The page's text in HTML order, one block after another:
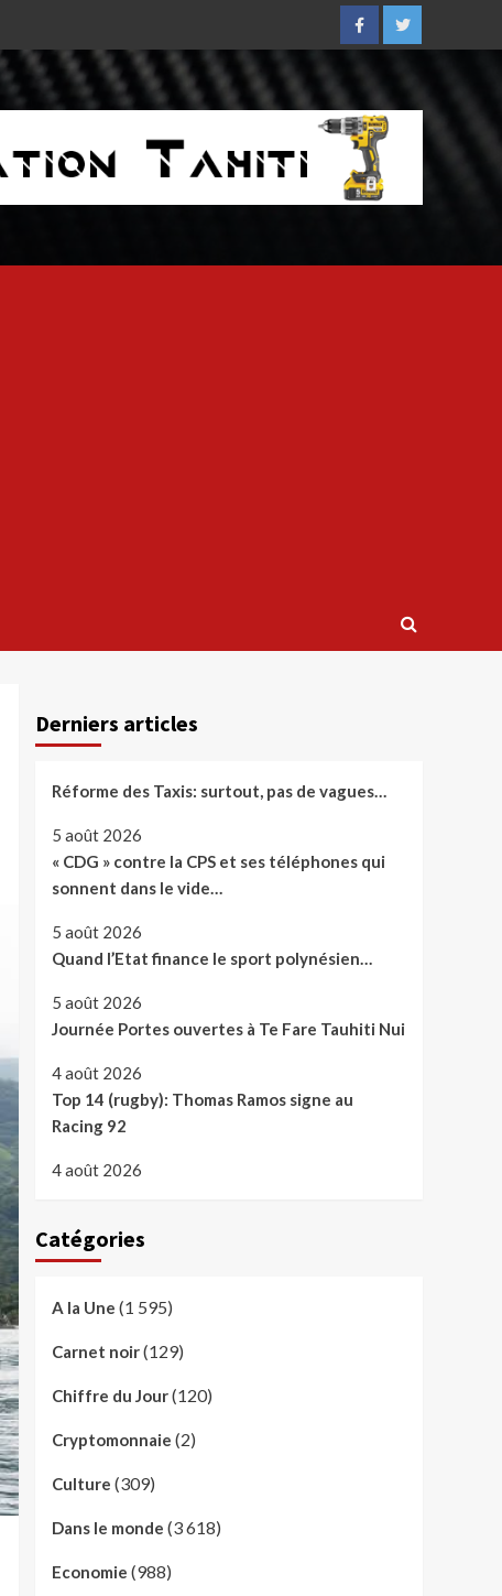
FacebookTwitter
Derniers articles
Réforme des Taxis: surtout, pas de vagues…
5 août 2026
« CDG » contre la CPS et ses téléphones qui
sonnent dans le vide…
5 août 2026
Quand l’Etat finance le sport polynésien…
5 août 2026
Journée Portes ouvertes à Te Fare Tauhiti Nui
4 août 2026
Top 14 (rugby): Thomas Ramos signe au
Racing 92
4 août 2026
Catégories
A la Une (1 595)
Carnet noir(129)
Chiffre du Jour(120)
Cryptomonnaie (2)
Culture (309)
Dans le monde (3 618)
Economie (988)